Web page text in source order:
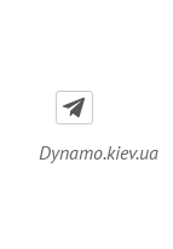
Dynamo.kiev.ua